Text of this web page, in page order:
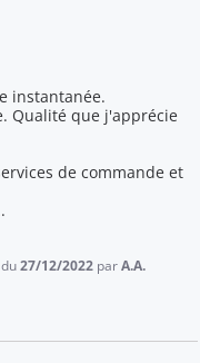
instantanée.
Qualité que j'apprécie
de commande et
27/12/2022 parA.A.